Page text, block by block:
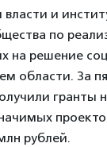
власти и
по
на решение
области. За
гранты
рублей.